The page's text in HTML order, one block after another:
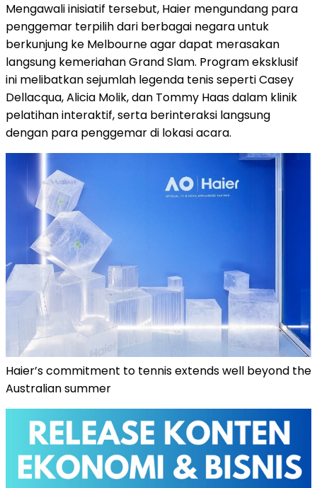
Mengawali inisiatif tersebut, Haier mengundang para
penggemar terpilih dari berbagai negara untuk
berkunjung ke Melbourne agar dapat merasakan
langsung kemeriahan Grand Slam. Program eksklusif
ini melibatkan sejumlah legenda tenis seperti Casey
Dellacqua, Alicia Molik, dan Tommy Haas dalam klinik
pelatihan interaktif, serta berinteraksi langsung
dengan para penggemar di lokasi acara.
Haier’s commitment to tennis extends well beyond the
Australian summer